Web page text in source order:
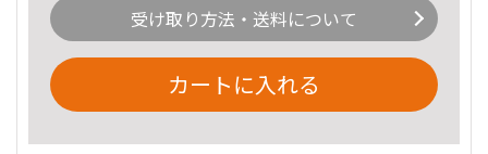
受け取り方法・送料について
カートに入れる